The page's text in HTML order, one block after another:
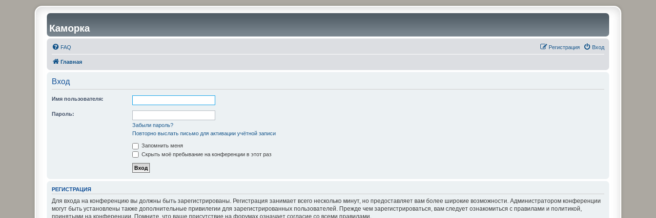
Каморка
FAQ Вход
Регистрация
Главная
Вход
Имя пользователя:
Пароль:
Забыли пароль?
Повторно выслать письмо для активации учётной записи
Запомнить меня
Скрыть моё пребывание на конференции в этот раз
РЕГИСТРАЦИЯ
Для входа на конференцию вы должны быть зарегистрированы. Регистрация занимает всего несколько минут, но предоставляет вам более широкие возможности. Администратором конференции
могут быть установлены также дополнительные привилегии для зарегистрированных пользователей. Прежде чем зарегистрироваться, вам следует ознакомиться с правилами и политикой,
принятыми на конференции. Помните, что ваше присутствие на форумах означает согласие со всеми правилами.